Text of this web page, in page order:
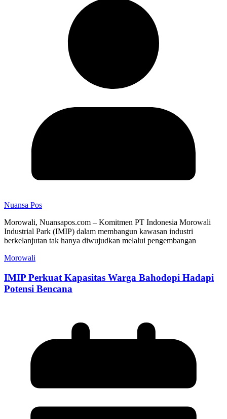
Nuansa Pos
Morowali, Nuansapos.com – Komitmen PT Indonesia Morowali
Industrial Park (IMIP) dalam membangun kawasan industri
berkelanjutan tak hanya diwujudkan melalui pengembangan
Morowali
IMIP Perkuat Kapasitas Warga Bahodopi Hadapi
Potensi Bencana